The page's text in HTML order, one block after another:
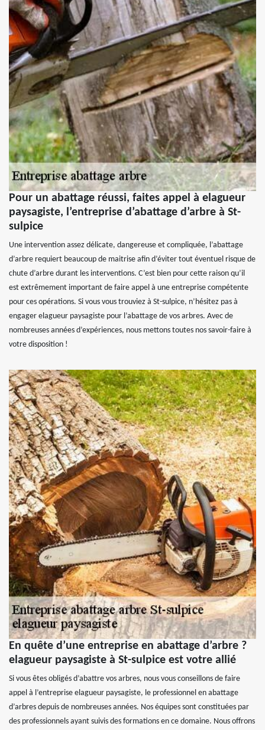
Pour un abattage réussi, faites appel à elagueur
paysagiste, l’entreprise d’abattage d’arbre à St-
sulpice
Une intervention assez délicate, dangereuse et compliquée, l’abattage
d’arbre requiert beaucoup de maitrise afin d’éviter tout éventuel risque de
chute d’arbre durant les interventions. C’est bien pour cette raison qu’il
est extrêmement important de faire appel à une entreprise compétente
pour ces opérations. Si vous vous trouviez à St-sulpice, n’hésitez pas à
engager elagueur paysagiste pour l’abattage de vos arbres. Avec de
nombreuses années d’expériences, nous mettons toutes nos savoir-faire à
votre disposition !
En quête d’une entreprise en abattage d’arbre ?
elagueur paysagiste à St-sulpice est votre allié
Si vous êtes obligés d’abattre vos arbres, nous vous conseillons de faire
appel à l’entreprise elagueur paysagiste, le professionnel en abattage
d’arbres depuis de nombreuses années. Nos équipes sont constituées par
des professionnels ayant suivis des formations en ce domaine. Nous offrons